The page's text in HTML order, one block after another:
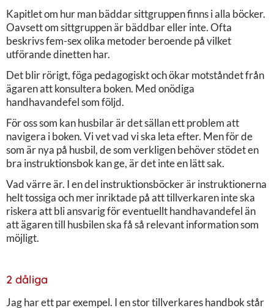
Kapitlet om hur man bäddar sittgruppen finns i alla böcker.
Oavsett om sittgruppen är bäddbar eller inte. Ofta
beskrivs fem-sex olika metoder beroende på vilket
utförande dinetten har.
Det blir rörigt, föga pedagogiskt och ökar motståndet från
ägaren att konsultera boken. Med onödiga
handhavandefel som följd.
För oss som kan husbilar är det sällan ett problem att
navigera i boken. Vi vet vad vi ska leta efter. Men för de
som är nya på husbil, de som verkligen behöver stödet en
bra instruktionsbok kan ge, är det inte en lätt sak.
Vad värre är. I en del instruktionsböcker är instruktionerna
helt tossiga och mer inriktade på att tillverkaren inte ska
riskera att bli ansvarig för eventuellt handhavandefel än
att ägaren till husbilen ska få så relevant information som
möjligt.
2 dåliga
Jag har ett par exempel. I en stor tillverkares handbok står